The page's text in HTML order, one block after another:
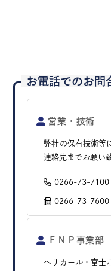
お電話でのお問
営業・技術
弊社の保有技術等
連絡先までお願い
0266-73-7100
0266-73-7600
ＦＮＰ事業
ヘリカール・富士